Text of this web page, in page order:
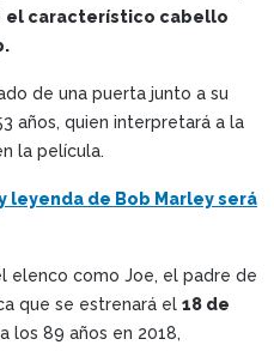
el característico cabello
de una puerta junto a su
años, quien interpretará a la
la película.
leyenda de Bob Marley será
elenco como Joe, el padre de
que se estrenará el 18 de
los 89 años en 2018,